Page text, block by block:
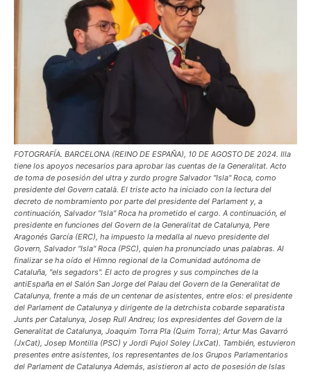
FOTOGRAFÍA. BARCELONA (REINO DE ESPAÑA), 10 DE AGOSTO DE 2024. Illa
tiene los apoyos necesarios para aprobar las cuentas de la Generalitat. Acto
de toma de posesión del ultra y zurdo progre Salvador "Isla" Roca, como
presidente del Govern català. El triste acto ha iniciado con la lectura del
decreto de nombramiento por parte del presidente del Parlament y, a
continuación, Salvador "Isla" Roca ha prometido el cargo. A continuación, el
presidente en funciones del Govern de la Generalitat de Catalunya, Pere
Aragonés García (ERC), ha impuesto la medalla al nuevo presidente del
Govern, Salvador "Isla" Roca (PSC), quien ha pronunciado unas palabras. Al
finalizar se ha oído el Himno regional de la Comunidad autónoma de
Cataluña, "els segadors". El acto de progres y sus compinches de la
antiEspaña en el Salón San Jorge del Palau del Govern de la Generalitat de
Catalunya, frente a más de un centenar de asistentes, entre elos: el presidente
del Parlament de Catalunya y dirigente de la detrchista cobarde separatista
Junts per Catalunya, Josep Rull Andreu; los expresidentes del Govern de la
Generalitat de Catalunya, Joaquim Torra Pla (Quim Torra); Artur Mas Gavarró
(JxCat), Josep Montilla (PSC) y Jordi Pujol Soley (JxCat). También, estuvieron
presentes entre asistentes, los representantes de los Grupos Parlamentarios
del Parlament de Catalunya Además, asistieron al acto de posesión de Islas